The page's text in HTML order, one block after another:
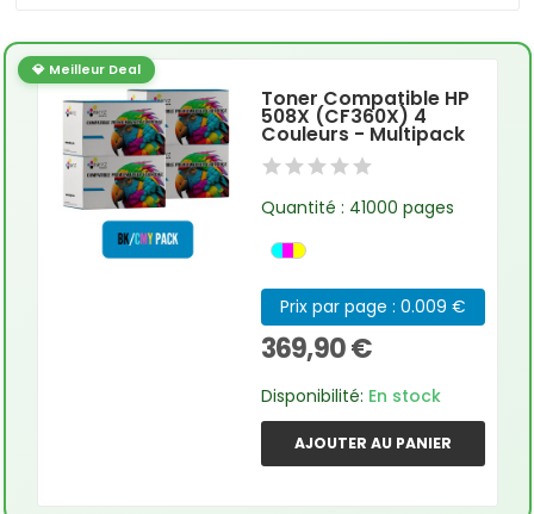
💎 Meilleur Deal
Toner Compatible HP
508X (CF360X) 4
Couleurs - Multipack
Quantité : 41000 pages
Prix par page : 0.009 €
369,90 €
Disponibilité: En stock
AJOUTER AU PANIER